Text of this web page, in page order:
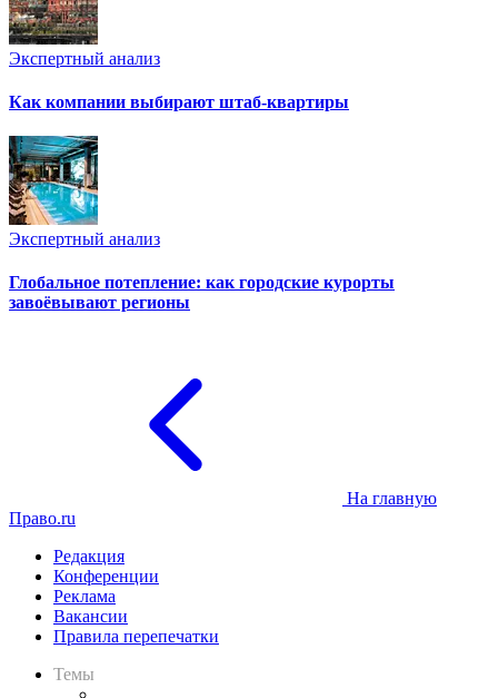
Экспертный анализ
Как компании выбирают штаб-квартиры
Экспертный анализ
Глобальное потепление: как городские курорты
завоёвывают регионы
На главную
Право.ru
Редакция
Конференции
Реклама
Вакансии
Правила перепечатки
Темы